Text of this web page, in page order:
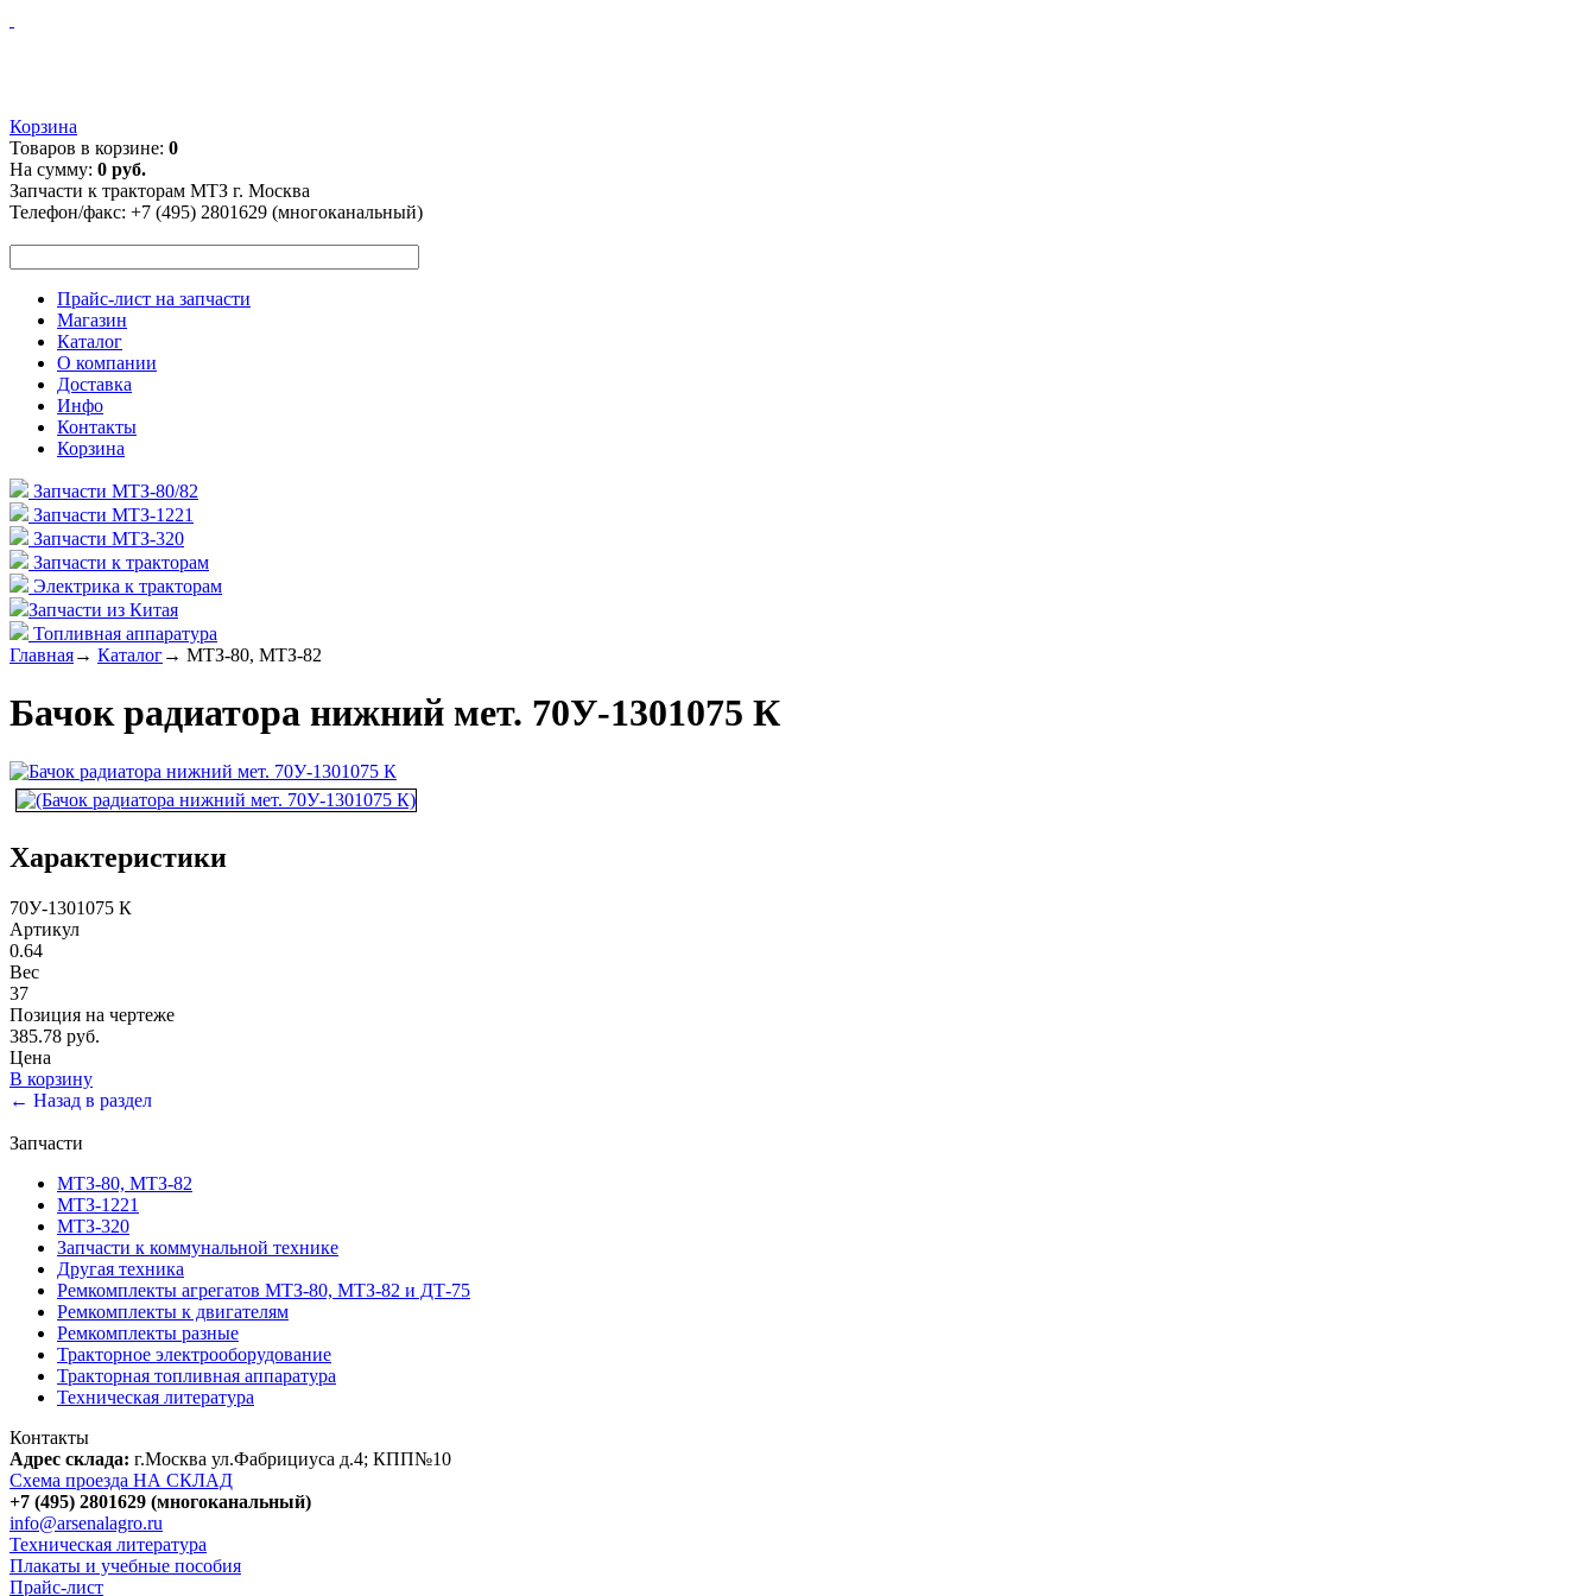
Корзина
Товаров в корзине: 0
На сумму: 0 руб.
Запчасти к тракторам МТЗ г. Москва
Телефон/факс: +7 (495) 2801629 (многоканальный)
Прайс-лист на запчасти
Магазин
Каталог
О компании
Доставка
Инфо
Контакты
Корзина
Запчасти МТЗ-80/82
Запчасти МТЗ-1221
Запчасти МТЗ-320
Запчасти к тракторам
Электрика к тракторам
Запчасти из Китая
Топливная аппаратура
Главная→ Каталог→ МТЗ-80, МТЗ-82
Бачок радиатора нижний мет. 70У-1301075 К
Характеристики
70У-1301075 К
Артикул
0.64
Вес
37
Позиция на чертеже
385.78 руб.
Цена
В корзину
← Назад в раздел
Запчасти
МТЗ-80, МТЗ-82
МТЗ-1221
МТЗ-320
Запчасти к коммунальной технике
Другая техника
Ремкомплекты агрегатов МТЗ-80, МТЗ-82 и ДТ-75
Ремкомплекты к двигателям
Ремкомплекты разные
Тракторное электрооборудование
Тракторная топливная аппаратура
Техническая литература
Контакты
Адрес склада: г.Москва ул.Фабрициуса д.4; КПП№10
Схема проезда НА СКЛАД
+7 (495) 2801629 (многоканальный)
info@arsenalagro.ru
Техническая литература
Плакаты и учебные пособия
Прайс-лист